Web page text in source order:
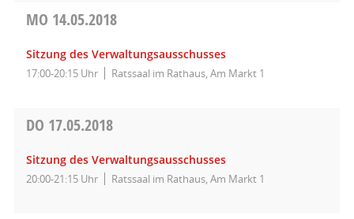
MO 14.05.2018
Sitzung des Verwaltungsausschusses
17:00-20:15 Uhr Ratssaal im Rathaus, Am Markt 1
DO 17.05.2018
Sitzung des Verwaltungsausschusses
20:00-21:15 Uhr Ratssaal im Rathaus, Am Markt 1